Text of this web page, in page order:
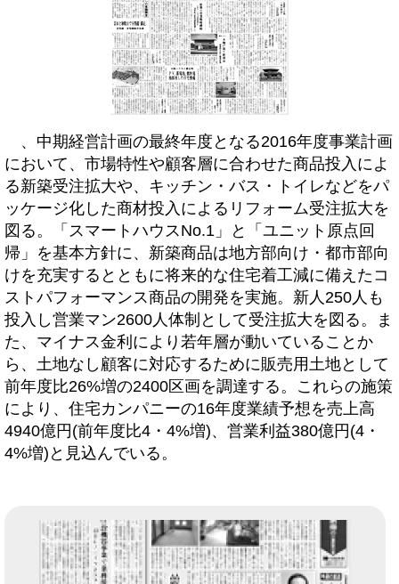
、中期経営計画の最終年度となる2016年度事業計画
において、市場特性や顧客層に合わせた商品投入によ
る新築受注拡大や、キッチン・バス・トイレなどをパ
ッケージ化した商材投入によるリフォーム受注拡大を
図る。「スマートハウスNo.1」と「ユニット原点回
帰」を基本方針に、新築商品は地方部向け・都市部向
けを充実するとともに将来的な住宅着工減に備えたコ
ストパフォーマンス商品の開発を実施。新人250人も
投入し営業マン2600人体制として受注拡大を図る。ま
た、マイナス金利により若年層が動いていることか
ら、土地なし顧客に対応するために販売用土地として
前年度比26%増の2400区画を調達する。これらの施策
により、住宅カンパニーの16年度業績予想を売上高
4940億円(前年度比4・4%増)、営業利益380億円(4・
4%増)と見込んでいる。